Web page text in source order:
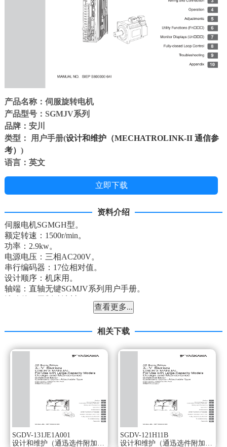
产品名称：伺服旋转电机
产品型号：SGMJV系列
品牌：安川
类型： 用户手册(设计和维护（MECHATROLINK-II 通信参
考） )
语言：英文
立即下载
资料介绍
伺服电机SGMGH型。
额定转速：1500r/min。
功率：2.9kw。
电源电压：三相AC200V。
串行编码器：17位相对值。
设计顺序：机床用。
轴端：直轴无键SGMJV系列用户手册。
高速进给系列：无负载时亦需高速运转的场合。
报警时可只关断主回路电源，容易维护。
由伺服驱动器本体可直接输入参数。
节省配线。
采用了串行编码器，编码器配线数比原产品减少了1/2。
多合一控制：利用参数切换可别使用转矩、位置、速度控
功率：0.75kw。
电源电压：三相AC200V。
串行编码器：16位对值SGMJV系列用户手册。
设计顺序：A。
查看更多...
相关下载
SGDV-131JE1A001
设计和维护（通迅选件附加型）
SGDV-121H11B
设计和维护（通迅选件附加型）